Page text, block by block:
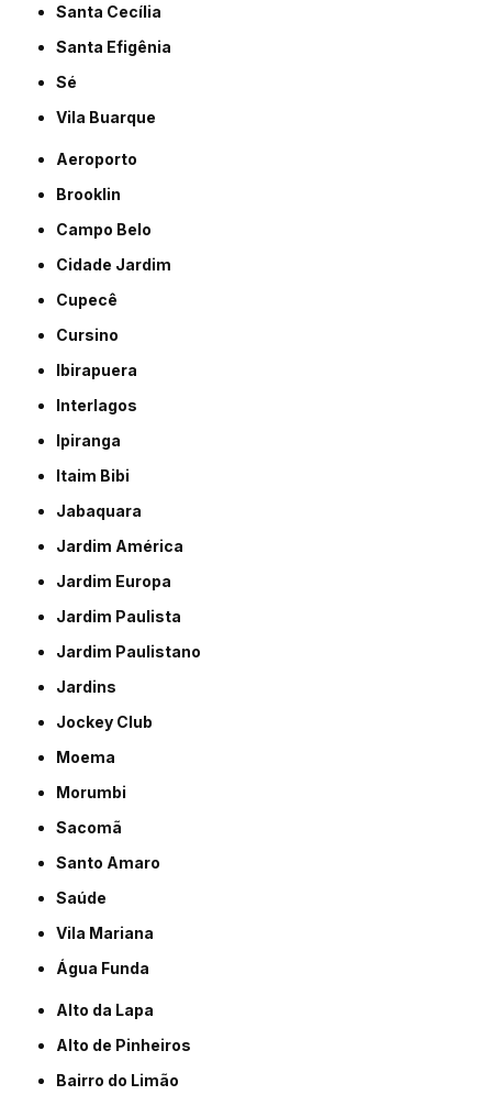
Santa Cecília
Santa Efigênia
Sé
Vila Buarque
Aeroporto
Brooklin
Campo Belo
Cidade Jardim
Cupecê
Cursino
Ibirapuera
Interlagos
Ipiranga
Itaim Bibi
Jabaquara
Jardim América
Jardim Europa
Jardim Paulista
Jardim Paulistano
Jardins
Jockey Club
Moema
Morumbi
Sacomã
Santo Amaro
Saúde
Vila Mariana
Água Funda
Alto da Lapa
Alto de Pinheiros
Bairro do Limão